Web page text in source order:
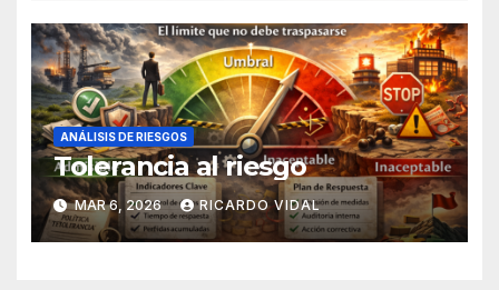
ANÁLISIS DE RIESGOS
Tolerancia al riesgo
MAR 6, 2026 RICARDO VIDAL